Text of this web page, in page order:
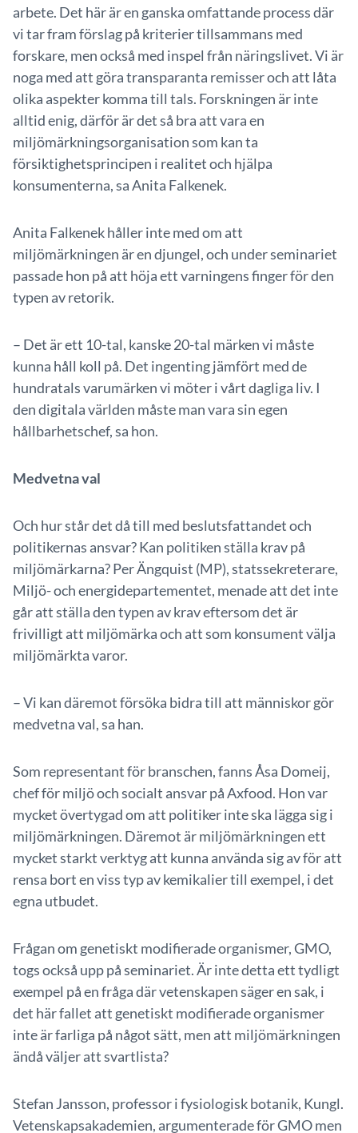
arbete. Det här är en ganska omfattande process där
vi tar fram förslag på kriterier tillsammans med
forskare, men också med inspel från näringslivet. Vi är
noga med att göra transparanta remisser och att låta
olika aspekter komma till tals. Forskningen är inte
alltid enig, därför är det så bra att vara en
miljömärkningsorganisation som kan ta
försiktighetsprincipen i realitet och hjälpa
konsumenterna, sa Anita Falkenek.
Anita Falkenek håller inte med om att
miljömärkningen är en djungel, och under seminariet
passade hon på att höja ett varningens finger för den
typen av retorik.
– Det är ett 10-tal, kanske 20-tal märken vi måste
kunna håll koll på. Det ingenting jämfört med de
hundratals varumärken vi möter i vårt dagliga liv. I
den digitala världen måste man vara sin egen
hållbarhetschef, sa hon.
Medvetna val
Och hur står det då till med beslutsfattandet och
politikernas ansvar? Kan politiken ställa krav på
miljömärkarna? Per Ängquist (MP), statssekreterare,
Miljö- och energidepartementet, menade att det inte
går att ställa den typen av krav eftersom det är
frivilligt att miljömärka och att som konsument välja
miljömärkta varor.
– Vi kan däremot försöka bidra till att människor gör
medvetna val, sa han.
Som representant för branschen, fanns Åsa Domeij,
chef för miljö och socialt ansvar på Axfood. Hon var
mycket övertygad om att politiker inte ska lägga sig i
miljömärkningen. Däremot är miljömärkningen ett
mycket starkt verktyg att kunna använda sig av för att
rensa bort en viss typ av kemikalier till exempel, i det
egna utbudet.
Frågan om genetiskt modifierade organismer, GMO,
togs också upp på seminariet. Är inte detta ett tydligt
exempel på en fråga där vetenskapen säger en sak, i
det här fallet att genetiskt modifierade organismer
inte är farliga på något sätt, men att miljömärkningen
ändå väljer att svartlista?
Stefan Jansson, professor i fysiologisk botanik, Kungl.
Vetenskapsakademien, argumenterade för GMO men